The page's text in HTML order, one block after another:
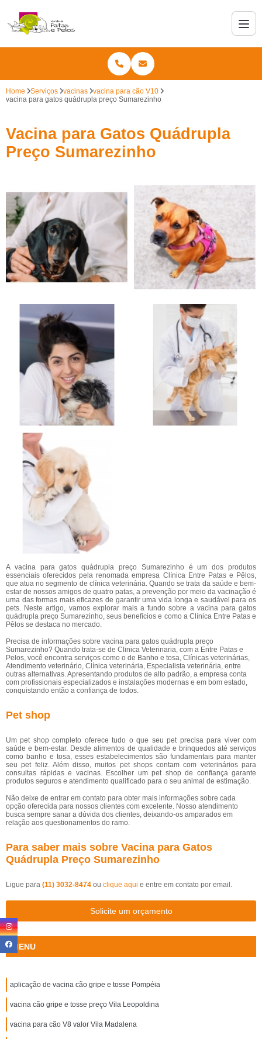
Home Serviços vacinas
vacina para cão V10
vacina para gatos quádrupla preço Sumarezinho
Vacina para Gatos Quádrupla
Preço Sumarezinho
A vacina para gatos quádrupla preço Sumarezinho é um dos produtos
essenciais oferecidos pela renomada empresa Clínica Entre Patas e Pêlos,
que atua no segmento de clínica veterinária. Quando se trata da saúde e bem-
estar de nossos amigos de quatro patas, a prevenção por meio da vacinação é
uma das formas mais eficazes de garantir uma vida longa e saudável para os
pets. Neste artigo, vamos explorar mais a fundo sobre a vacina para gatos
quádrupla preço Sumarezinho, seus benefícios e como a Clínica Entre Patas e
Pêlos se destaca no mercado.
Precisa de informações sobre vacina para gatos quádrupla preço
Sumarezinho? Quando trata-se de Clinica Veterinaria, com a Entre Patas e
Pelos, você encontra serviços como o de Banho e tosa, Clínicas veterinárias,
Atendimento veterinário, Clínica veterinária, Especialista veterinária, entre
outras alternativas. Apresentando produtos de alto padrão, a empresa conta
com profissionais especializados e instalações modernas e em bom estado,
conquistando então a confiança de todos.
Pet shop
Um pet shop completo oferece tudo o que seu pet precisa para viver com
saúde e bem-estar. Desde alimentos de qualidade e brinquedos até serviços
como banho e tosa, esses estabelecimentos são fundamentais para manter
seu pet feliz. Além disso, muitos pet shops contam com veterinários para
consultas rápidas e vacinas. Escolher um pet shop de confiança garante
produtos seguros e atendimento qualificado para o seu animal de estimação.
Não deixe de entrar em contato para obter mais informações sobre cada
opção oferecida para nossos clientes com excelente. Nosso atendimento
busca sempre sanar a dúvida dos clientes, deixando-os amparados em
relação aos questionamentos do ramo.
Para saber mais sobre Vacina para Gatos
Quádrupla Preço Sumarezinho
Ligue para (11) 3032-8474 ou clique aqui e entre em contato por email.
Solicite um orçamento
MENU
aplicação de vacina cão gripe e tosse Pompéia
vacina cão gripe e tosse preço Vila Leopoldina
vacina para cão V8 valor Vila Madalena